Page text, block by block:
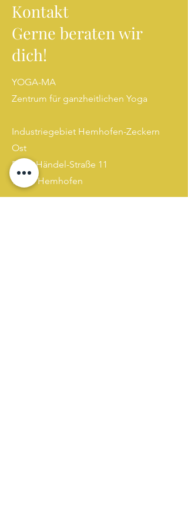
Kontakt
Gerne beraten wir
dich!
YOGA-MA
Zentrum für ganzheitlichen Yoga
Industriegebiet Hemhofen-Zeckern
Ost
Peter-Händel-Straße 11
91334 Hemhofen